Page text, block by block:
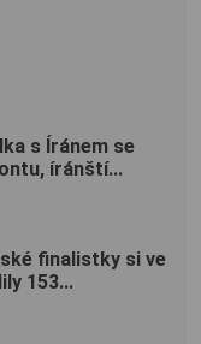
s Íránem se
íránští...
finalistky si ve
153...